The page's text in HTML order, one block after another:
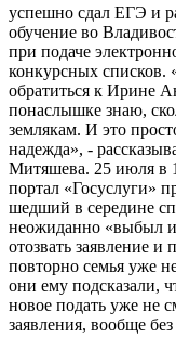
успешно сдал ЕГЭ и
обучение во
при подаче
конкурсных списков.
обратиться к Ирине
понаслышке знаю,
землякам. И это
надежда», -
Митяшева. 25 июля в
портал «Госуслуги»
шедший в середине
неожиданно «выбыл
отозвать заявление и
повторно семья уже
они ему подсказали,
новое подать уже не
заявления, вообще